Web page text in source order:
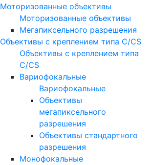
Моторизованные объективы
Моторизованные объективы
Мегапиксельного разрешения
Объективы с креплением типа C/CS
Объективы с креплением типа
C/CS
Вариофокальные
Вариофокальные
Объективы
мегапиксельного
разрешения
Объективы стандартного
разрешения
Монофокальные